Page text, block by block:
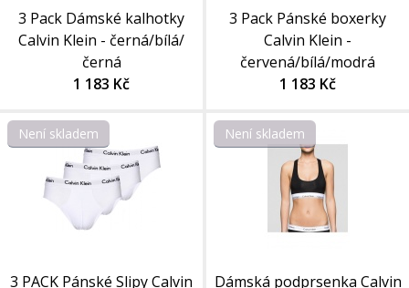
3 Pack Dámské kalhotky
Calvin Klein - černá/bílá/
černá
1 183 Kč
3 Pack Pánské boxerky
Calvin Klein -
červená/bílá/modrá
1 183 Kč
Není skladem
3 PACK Pánské Slipy Calvin
Není skladem
Dámská podprsenka Calvin